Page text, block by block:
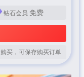
钻石会员 免费
买，可保存购买订单